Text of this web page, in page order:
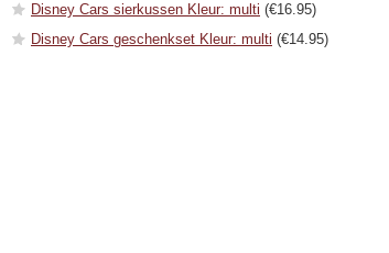
Disney Cars sierkussen Kleur: multi (€16.95)
Disney Cars geschenkset Kleur: multi (€14.95)